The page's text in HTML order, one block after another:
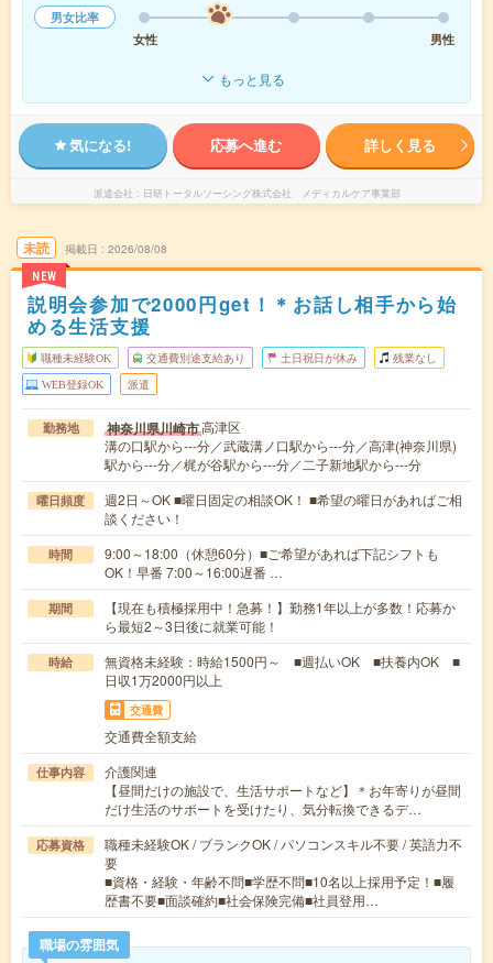
男女比率
女性
男性
もっと見る
気になる! 応募へ進む 詳しく見る
派遣会社 日研トータルソーシング株式会社 メディカルケア事業部
未読
NEW
掲載日 2026/08/08
説明会参加で2000円get！＊お話し相手から始
める生活支援
職種未経験OK 交通費別途支給あり 土日祝日が休み 残業なし
WEB登録OK 派遣
勤務地 神奈川県川崎市高津区
溝の口駅から---分／武蔵溝ノ口駅から---分／高津(神奈川県)
駅から---分／梶が谷駅から---分／二子新地駅から---分
曜日頻度
週2日～OK ■曜日固定の相談OK！ ■希望の曜日があればご相
談ください！
時間
9:00～18:00（休憩60分）■ご希望があれば下記シフトも
OK！早番 7:00～16:00遅番 …
期間
【現在も積極採用中！急募！】勤務1年以上が多数！応募か
ら最短2～3日後に就業可能！
時給
無資格未経験：時給1500円～ ■週払いOK ■扶養内OK ■
日収1万2000円以上
交通費
交通費全額支給
仕事内容
介護関連
【昼間だけの施設で、生活サポートなど】＊お年寄りが昼間
だけ生活のサポートを受けたり、気分転換できるデ…
応募資格
職種未経験OK / ブランクOK / パソコンスキル不要 / 英語力不
要
■資格・経験・年齢不問■学歴不問■10名以上採用予定！■履
歴書不要■面談確約■社会保険完備■社員登用…
職場の雰囲気